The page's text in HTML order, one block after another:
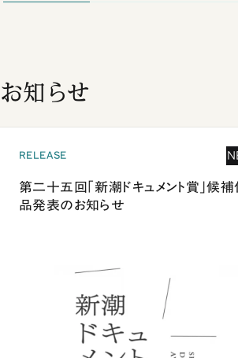
お知らせ
RELEASE
第二十五回「新潮ドキュメント賞」候補
品発表のお知らせ